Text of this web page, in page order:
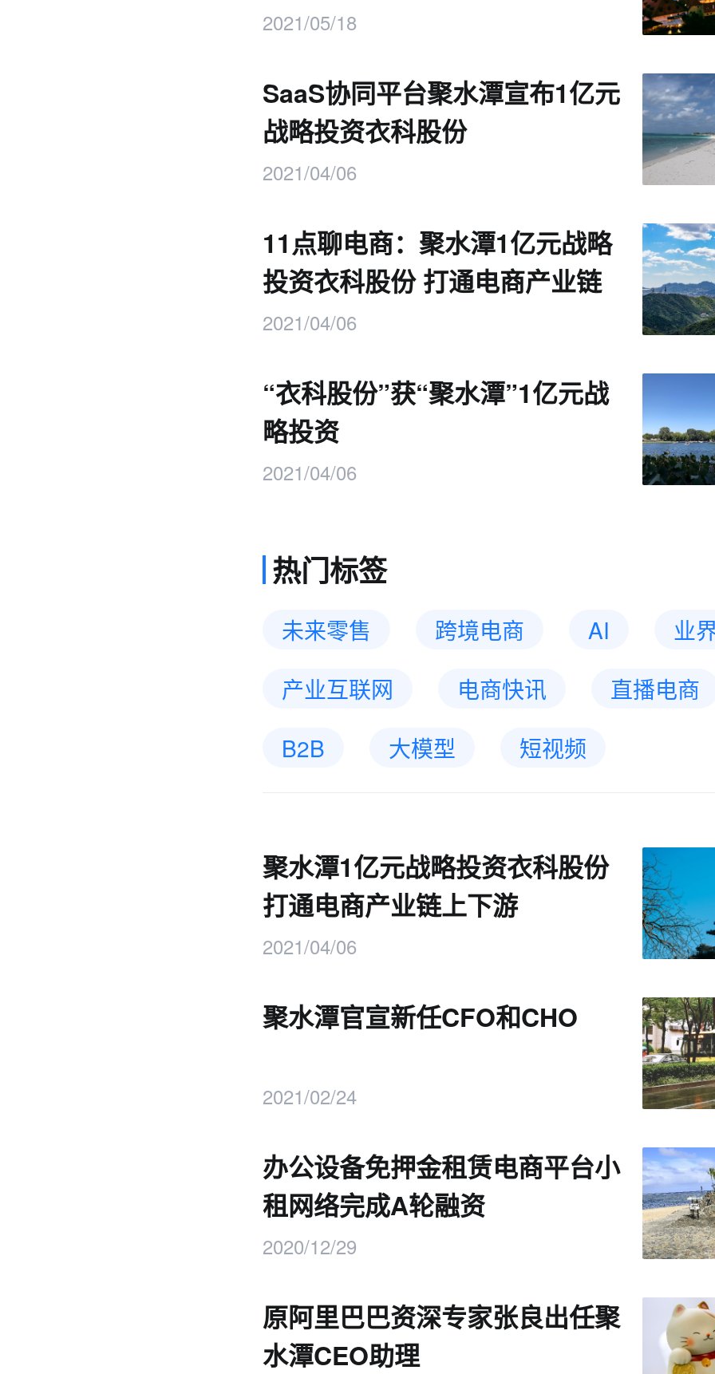
2021/05/18
SaaS协同平台聚水潭宣布1亿元
战略投资衣科股份
2021/04/06
11点聊电商：聚水潭1亿元战略
投资衣科股份 打通电商产业链
上下游
2021/04/06
“衣科股份”获“聚水潭”1亿元战
略投资
2021/04/06
热门标签
未来零售 跨境电商 AI
业
产业互联网
电商快讯
直播电商
B2B
大模型 短视频
聚水潭1亿元战略投资衣科股份
打通电商产业链上下游
2021/04/06
聚水潭官宣新任CFO和CHO
2021/02/24
办公设备免押金租赁电商平台小
租网络完成A轮融资
2020/12/29
原阿里巴巴资深专家张良出任聚
水潭CEO助理